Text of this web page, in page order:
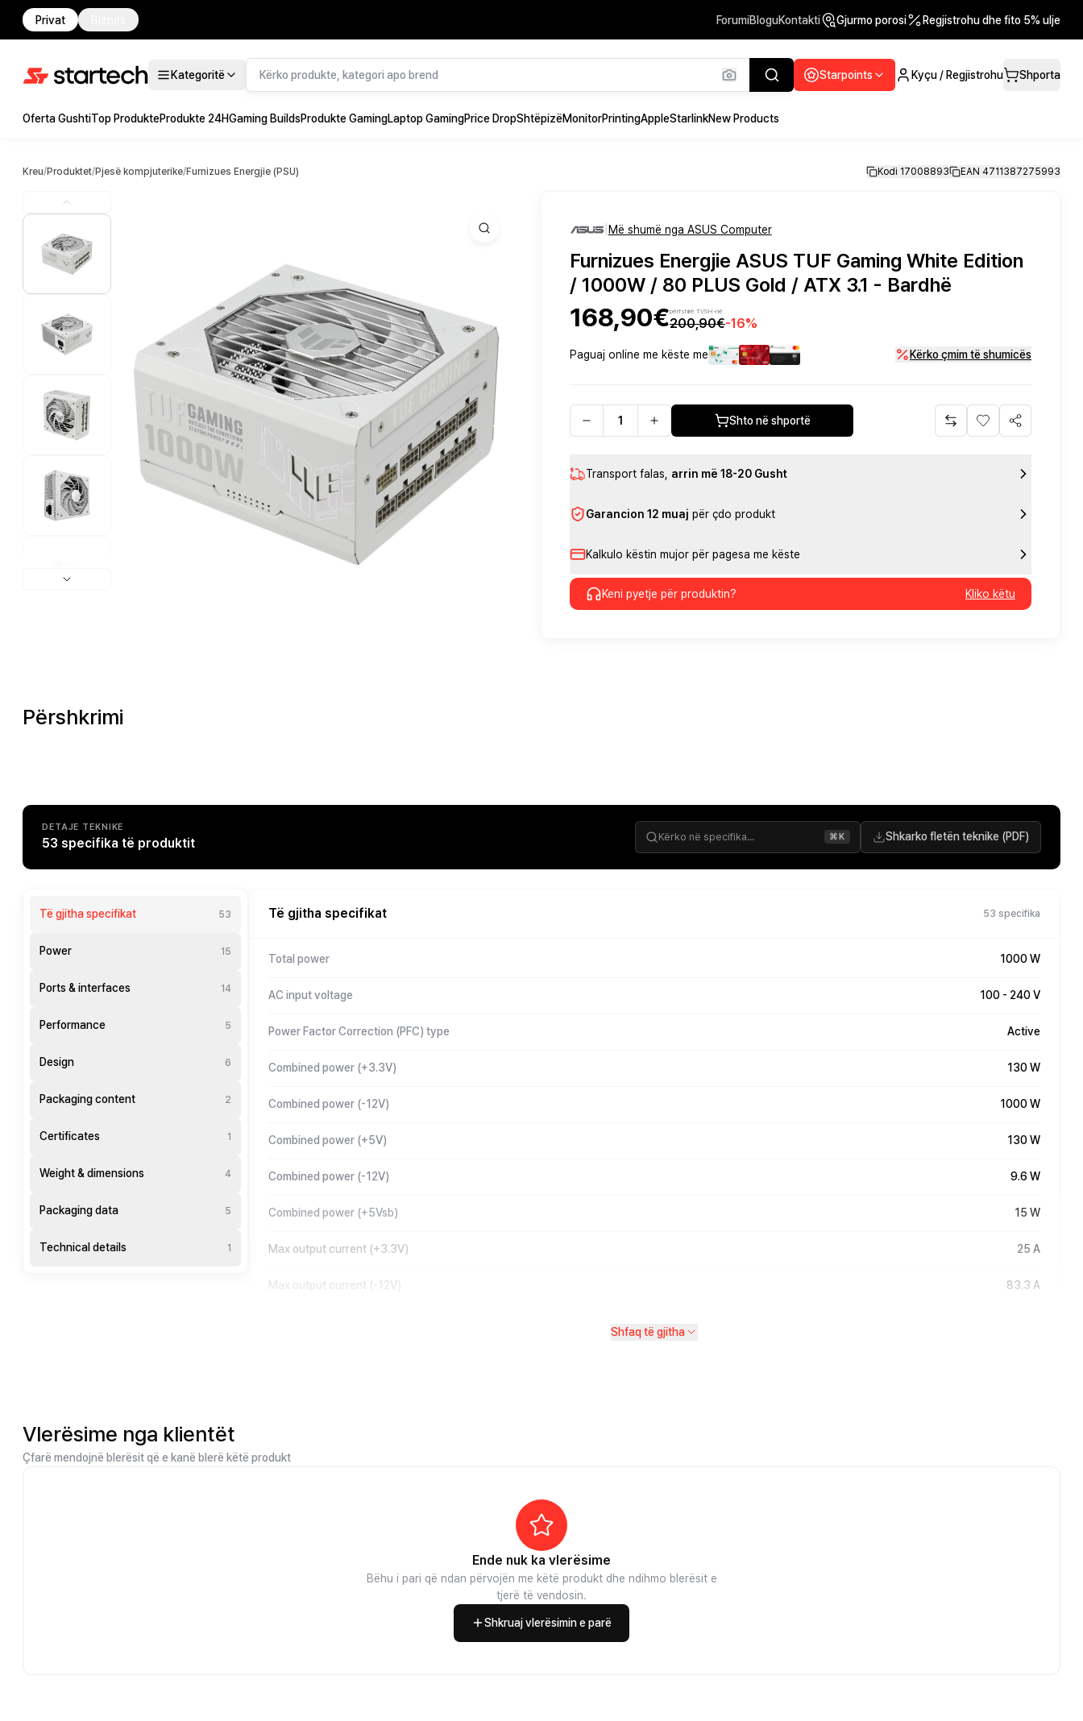
Privat ForumiBloguKontakti Gjurmo porosi Regjistrohu dhe fito 5% ulje
Kategoritë Starpoints Kyçu / Regjistrohu Shporta
Oferta GushtiTop ProdukteProdukte 24HGaming BuildsProdukte GamingLaptop GamingPrice DropShtëpizëMonitorPrintingAppleStarlinkNew Products
Kreu/Produktet/Pjesë kompjuterike/Furnizues Energjie (PSU) Kodi 17008893 EAN 4711387275993
Më shumë nga ASUS Computer
Furnizues Energjie ASUS TUF Gaming White Edition
/ 1000W / 80 PLUS Gold / ATX 3.1 - Bardhë
168,90€përfshirë TVSH-në
200,90€-16%
Paguaj online me këste me Kërko çmim të shumicës
Shto në shportë
Transport falas arrin më 18-20 Gusht
Garancion 12 muaj për çdo produkt
Kalkulo këstin mujor për pagesa me këste
Keni pyetje për produktin? Kliko këtu
Përshkrimi
DETAJE TEKNIKE
53 specifika të produktit ⌘K Shkarko fletën teknike (PDF)
Të gjitha specifikat 53
Power 15
Ports & interfaces 14
Performance 5
Design 6
Packaging content 2
Certificates 1
Weight & dimensions 4
Packaging data 5
Technical details 1
Të gjitha specifikat 53 specifika
Total power 1000 W
AC input voltage 100 - 240 V
Power Factor Correction (PFC) type Active
Combined power (+3.3V) 130 W
Combined power (-12V) 1000 W
Combined power (+5V) 130 W
Combined power (-12V) 9.6 W
Combined power (+5Vsb) 15 W
Max output current (+3.3V) 25 A
Max output current (-12V) 83.3 A
Shfaq të gjitha
Vlerësime nga klientët
Çfarë mendojnë blerësit që e kanë blerë këtë produkt
Ende nuk ka vlerësime
Bëhu i pari që ndan përvojën me këtë produkt dhe ndihmo blerësit e
tjerë të vendosin.
Shkruaj vlerësimin e parë